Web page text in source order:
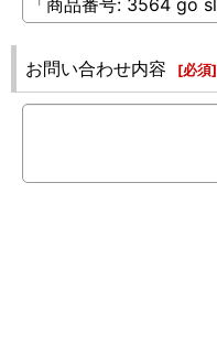
お問い合わせ内容 [必須]